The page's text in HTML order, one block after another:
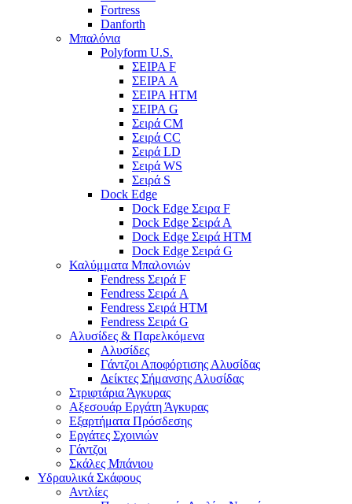
Fortress
Danforth
Μπαλόνια
Polyform U.S.
ΣΕΙΡΑ F
ΣΕΙΡΑ A
ΣΕΙΡΑ HTM
ΣΕΙΡΑ G
Σειρά CM
Σειρά CC
Σειρά LD
Σειρά WS
Σειρά S
Dock Edge
Dock Edge Σειρα F
Dock Edge Σειρά Α
Dock Edge Σειρά HTM
Dock Edge Σειρά G
Καλύμματα Μπαλονιών
Fendress Σειρά F
Fendress Σειρά A
Fendress Σειρά HTM
Fendress Σειρά G
Αλυσίδες & Παρελκόμενα
Αλυσίδες
Γάντζοι Αποφόρτισης Αλυσίδας
Δείκτες Σήμανσης Αλυσίδας
Στριφτάρια Άγκυρας
Αξεσουάρ Εργάτη Άγκυρας
Εξαρτήματα Πρόσδεσης
Εργάτες Σχοινιών
Γάντζοι
Σκάλες Μπάνιου
Υδραυλικά Σκάφους
Αντλίες